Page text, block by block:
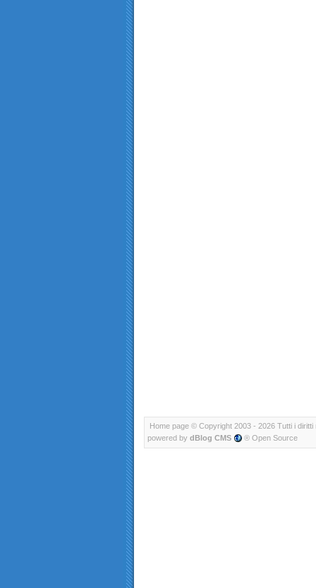
Home page © Copyright 2003 - 2026 Tutti i diritti
powered by dBlog CMS ® Open Source